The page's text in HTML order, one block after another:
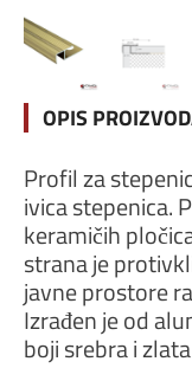
OPIS
Profil za
ivica stepenica.
keramičih
strana je
javne prostore
Izrađen je od
boji srebra i